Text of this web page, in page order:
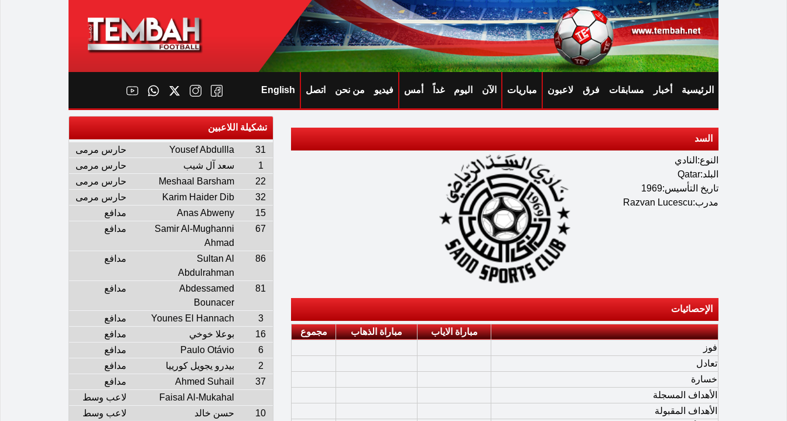
الرئيسية أخبار مسابقات فرق لاعبون مباريات الآن اليوم غداً أمس فيديو من نحن اتصل English
السد
النوع:النادي
البلد:Qatar
تاريخ التأسيس:1969
مدرب:Razvan Lucescu
الإحصائيات
مباراة الاياب مباراة الذهاب
مجموع
فوز
تعادل
خسارة
الأهداف المسجلة
الأهداف المقبولة
تشكيلة اللاعبين
31
Yousef Abdullla
حارس مرمى
1
سعد آل شيب
حارس مرمى
22
Meshaal Barsham
حارس مرمى
32
Karim Haider Dib
حارس مرمى
15
Anas Abweny
مدافع
67
Samir Al-Mughanni
Ahmad
مدافع
86
Sultan Al
Abdulrahman
مدافع
81
Abdessamed
Bounacer
مدافع
3
Younes El Hannach
مدافع
16
بوعلا خوخي
مدافع
6
Paulo Otávio
مدافع
2
بيدرو يجويل كورييا
مدافع
37
Ahmed Suhail
مدافع
Faisal Al-Mukahal
لاعب وسط
10
حسن خالد
لاعب وسط